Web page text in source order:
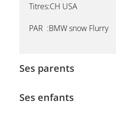
Titres:CH USA
PAR :BMW snow
Ses parents
Ses enfants